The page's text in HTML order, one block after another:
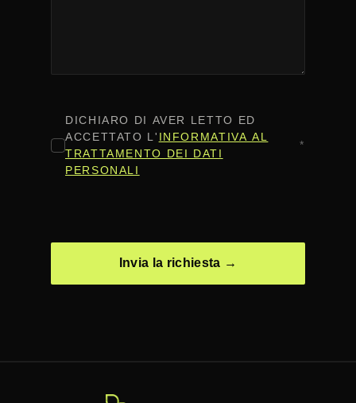
CONSENSO*
DICHIARO DI AVER LETTO ED
ACCETTATO L' INFORMATIVA AL
TRATTAMENTO DEI DATI
PERSONALI
*